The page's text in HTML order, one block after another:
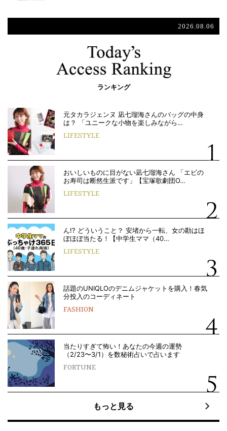
2026.08.06
ランキング
元タカラジェンヌ 凪七瑠海さんのバッグの中身
は？ 「ユニークな小物を楽しみながら…
LIFESTYLE
おいしいものに目がない凪七瑠海さん 「エビの
お寿司は断然生派です」【宝塚歌劇団O…
LIFESTYLE
ん!? どういうこと？ 安堵から一転、女の勘はほ
ぼほぼ当たる！【中学生ママ（40…
LIFESTYLE
話題のUNIQLOのデニムジャケットを購入！春気
分投入のコーディネート
FASHION
当たりすぎて怖い！あなたの今週の運勢
（2/23〜3/1）を数秘術占いで占います
FORTUNE
もっと見る